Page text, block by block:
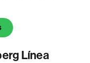
Línea